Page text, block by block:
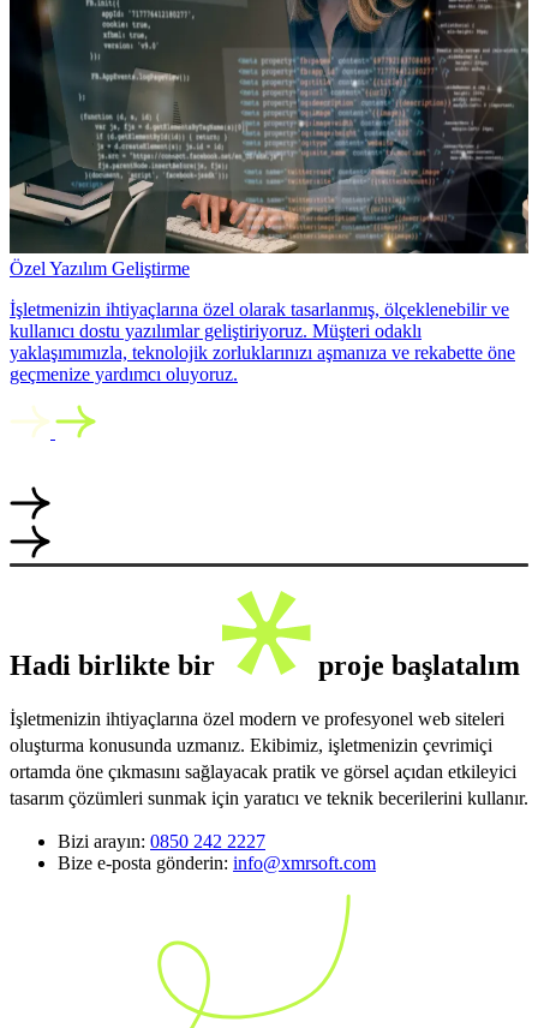
Özel Yazılım Geliştirme
İşletmenizin ihtiyaçlarına özel olarak tasarlanmış, ölçeklenebilir ve
kullanıcı dostu yazılımlar geliştiriyoruz. Müşteri odaklı
yaklaşımımızla, teknolojik zorluklarınızı aşmanıza ve rekabette öne
geçmenize yardımcı oluyoruz.
Hadi birlikte bir proje başlatalım
İşletmenizin ihtiyaçlarına özel modern ve profesyonel web siteleri
oluşturma konusunda uzmanız. Ekibimiz, işletmenizin çevrimiçi
ortamda öne çıkmasını sağlayacak pratik ve görsel açıdan etkileyici
tasarım çözümleri sunmak için yaratıcı ve teknik becerilerini kullanır.
Bizi arayın: 0850 242 2227
Bize e-posta gönderin: info@xmrsoft.com